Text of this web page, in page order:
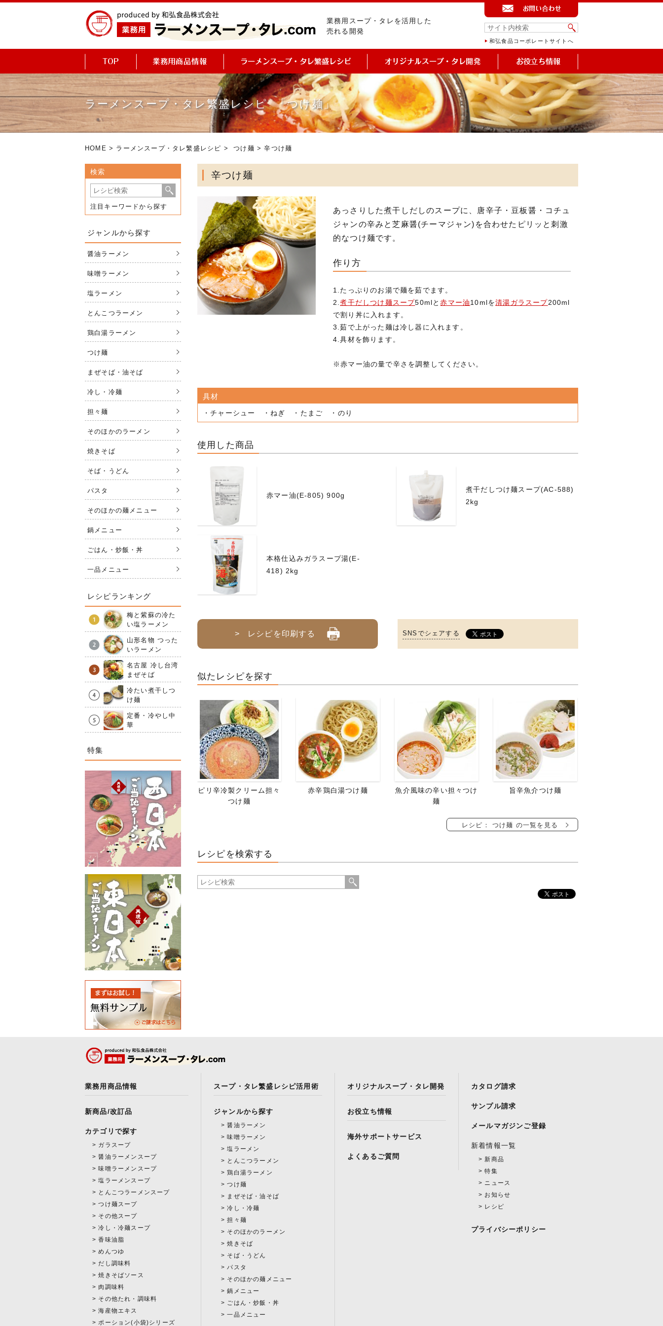
業務用スープ・タレを活用した
売れる開発
和弘食品コーポレートサイトへ
ラーメンスープ・タレ繁盛レシピ 「つけ麺」
HOME > ラーメンスープ・タレ繁盛レシピ >つけ麺 > 辛つけ麺
辛つけ麺
あっさりした煮干しだしのスープに、唐辛子・豆板醤・コチュ
ジャンの辛みと芝麻醤(チーマジャン)を合わせたピリッと刺激
的なつけ麺です。
作り方
1.たっぷりのお湯で麺を茹でます。
2.煮干だしつけ麺スープ50mlと赤マー油10mlを清湯ガラスープ200ml
で割り丼に入れます。
3.茹で上がった麺は冷し器に入れます。
4.具材を飾ります。
※赤マー油の量で辛さを調整してください。
具材
・チャーシュー ・ねぎ ・たまご ・のり
使用した商品
赤マー油(E-805) 900g
煮干だしつけ麺スープ(AC-588)
2kg
本格仕込みガラスープ湯(E-
418) 2kg
> レシピを印刷する SNSでシェアする
似たレシピを探す
ピリ辛冷製クリーム担々
つけ麺
赤辛鶏白湯つけ麺
魚介風味の辛い担々つけ
麺
旨辛魚介つけ麺
レシピ： つけ麺 の一覧を見る
レシピを検索する
検索
注目キーワードから探す
ジャンルから探す
醤油ラーメン
味噌ラーメン
塩ラーメン
とんこつラーメン
鶏白湯ラーメン
つけ麺
まぜそば・油そば
冷し・冷麺
担々麺
そのほかのラーメン
焼きそば
そば・うどん
パスタ
そのほかの麺メニュー
鍋メニュー
ごはん・炒飯・丼
一品メニュー
レシピランキング
梅と紫蘇の冷た
い塩ラーメン
山形名物 つった
いラーメン
名古屋 冷し台湾
まぜそば
冷たい煮干しつ
け麺
定番・冷やし中
華
特集
業務用商品情報
新商品/改訂品
カテゴリで探す
ガラスープ
醤油ラーメンスープ
味噌ラーメンスープ
塩ラーメンスープ
とんこつラーメンスープ
つけ麺スープ
その他スープ
冷し・冷麺スープ
香味油脂
めんつゆ
だし調味料
焼きそばソース
肉調味料
その他たれ・調味料
海産物エキス
ポーション(小袋)シリーズ
スープ・タレ繁盛レシピ活用術
ジャンルから探す
醤油ラーメン
味噌ラーメン
塩ラーメン
とんこつラーメン
鶏白湯ラーメン
つけ麺
まぜそば・油そば
冷し・冷麺
担々麺
そのほかのラーメン
焼きそば
そば・うどん
パスタ
そのほかの麺メニュー
鍋メニュー
ごはん・炒飯・丼
一品メニュー
オリジナルスープ・タレ開発
お役立ち情報
海外サポートサービス
よくあるご質問
カタログ請求
サンプル請求
メールマガジンご登録
新着情報一覧
新商品
特集
ニュース
お知らせ
レシピ
プライバシーポリシー